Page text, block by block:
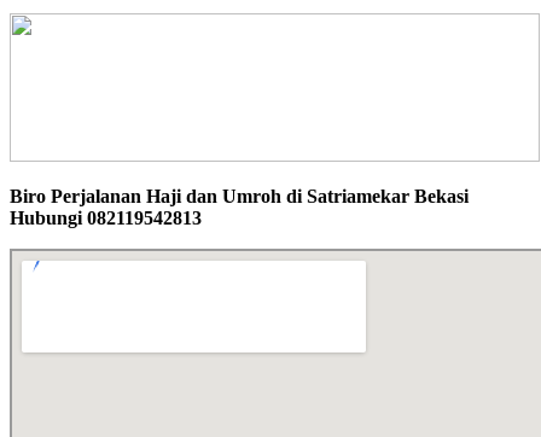
Biro Perjalanan Haji dan Umroh di Satriamekar Bekasi
Hubungi 082119542813